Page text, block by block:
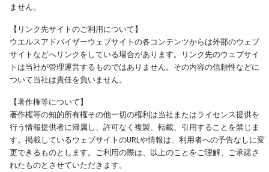
ません。
【リンク先サイトのご利用について】
ウエルスアドバイザーウェブサイトの各コンテンツからは外部のウェブ
サイトなどへリンクをしている場合があります。リンク先のウェブサイ
トは当社が管理運営するものではありません。その内容の信頼性などに
ついて当社は責任を負いません。
【著作権等について】
著作権等の知的所有権その他一切の権利は当社またはライセンス提供を
行う情報提供者に帰属し、許可なく複製、転載、引用することを禁じま
す。掲載しているウェブサイトのURLや情報は、利用者への予告なしに変
更できるものとします。ご利用の際は、以上のことをご理解、ご承諾さ
れたものとさせていただきます。